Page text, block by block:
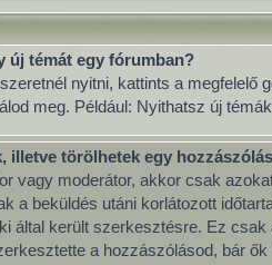
új témát egy fórumban?
nyitni, kattints a megfelelő
meg. Például: Nyithatsz új
illetve törölhetek egy
vagy moderátor, akkor csak
a beküldés utáni korlátozott
által került szerkesztésre. Ez
a hozzászólásod, bár